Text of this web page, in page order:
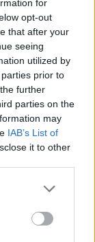
for
opt-out
that after your
seeing
utilized by
prior to
further
parties on the
may
IAB’s List of
it to other
Μυκόνου